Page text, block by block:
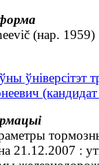
(нар. 1959)
ўніверсітэт
21.12.2007 :